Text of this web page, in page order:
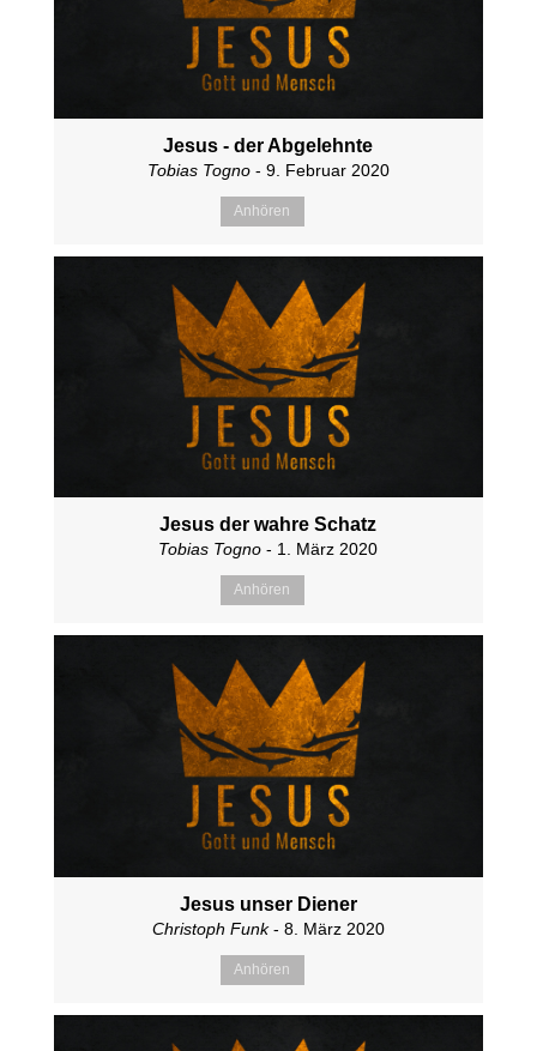
Jesus - der Abgelehnte
Tobias Togno- 9. Februar 2020
Anhören
Jesus der wahre Schatz
Tobias Togno - 1. März 2020
Anhören
Jesus unser Diener
Christoph Funk- 8. März 2020
Anhören